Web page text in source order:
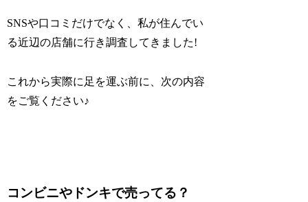
SNSや口コミだけでなく、私が住んでい
る近辺の店舗に行き調査してきました!
これから実際に足を運ぶ前に、次の内容
をご覧ください♪
コンビニやドンキで売ってる？